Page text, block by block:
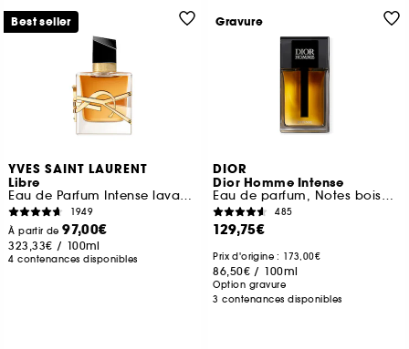
YVES SAINT LAURENT
Libre
Eau de Parfum Intense lavande florale rechargeable pour femme
1949
À partir de97,00€
323,33€ / 100ml
4 contenances disponibles
Best seller
DIOR
Dior Homme Intense
Eau de parfum, Notes boisées, ambrée, iris & vanille
485
129,75€
Prix d'origine : 173,00€
86,50€ / 100ml
Option gravure
3 contenances disponibles
Gravure